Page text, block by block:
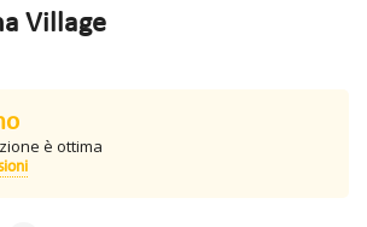
Village
è ottima